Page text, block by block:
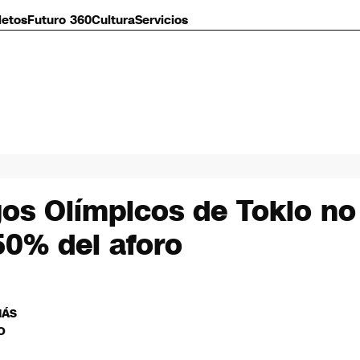
Futuro 360CulturaServicios
Olímpicos de Tokio
del aforo